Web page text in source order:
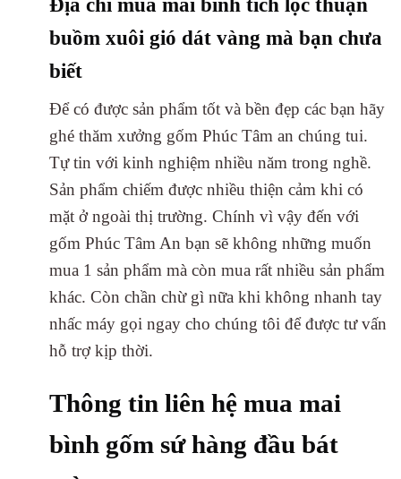
buồm xuôi gió dát vàng mà bạn chưa
biết
Để có được sản phẩm tốt và bền đẹp các bạn hãy
ghé thăm xưởng gốm Phúc Tâm an chúng tui.
Tự tin với kinh nghiệm nhiều năm trong nghề.
Sản phẩm chiếm được nhiều thiện cảm khi có
mặt ở ngoài thị trường. Chính vì vậy đến với
gốm Phúc Tâm An bạn sẽ không những muốn
mua 1 sản phẩm mà còn mua rất nhiều sản phẩm
khác. Còn chần chừ gì nữa khi không nhanh tay
nhấc máy gọi ngay cho chúng tôi để được tư vấn
hỗ trợ kịp thời.
Thông tin liên hệ mua mai
bình gốm sứ hàng đầu bát